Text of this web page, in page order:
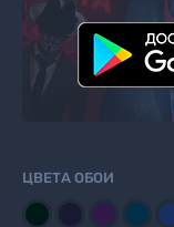
ЦВЕТА ОБОИ